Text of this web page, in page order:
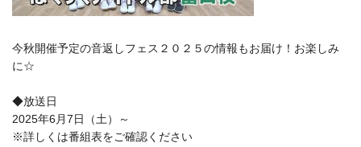
今秋開催予定の音返しフェス２０２５の情報もお届け！お楽しみ
に☆
◆放送日
2025年6月7日（土）～
※詳しくは番組表をご確認ください